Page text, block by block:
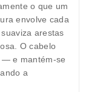
o que um
envolve cada
arestas
O cabelo
— e mantém-se
a